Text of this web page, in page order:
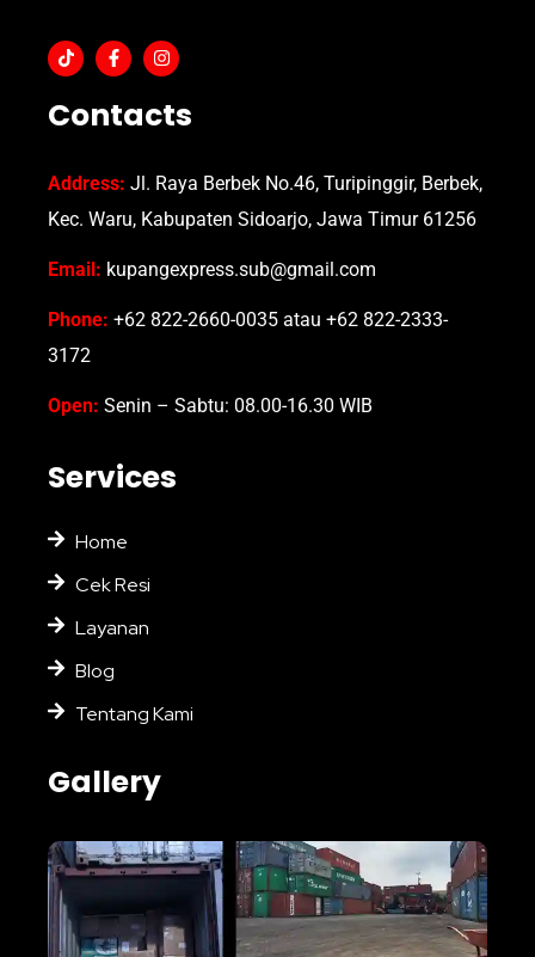
Contacts
Address: Jl. Raya Berbek No.46, Turipinggir, Berbek,
Kec. Waru, Kabupaten Sidoarjo, Jawa Timur 61256
Email: kupangexpress.sub@gmail.com
Phone: +62 822-2660-0035 atau +62 822-2333-
3172
Open: Senin – Sabtu: 08.00-16.30 WIB
Services
Home
Cek Resi
Layanan
Blog
Tentang Kami
Gallery